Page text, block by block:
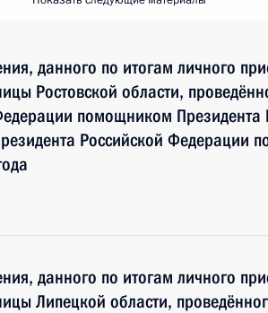
данного по итогам личного
Ростовской области,
помощником Президента
Российской Федерации
данного по итогам личного
Липецкой области,